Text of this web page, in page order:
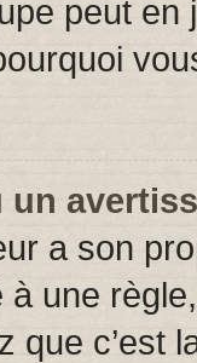
peut en
un
a son
une
que c’est